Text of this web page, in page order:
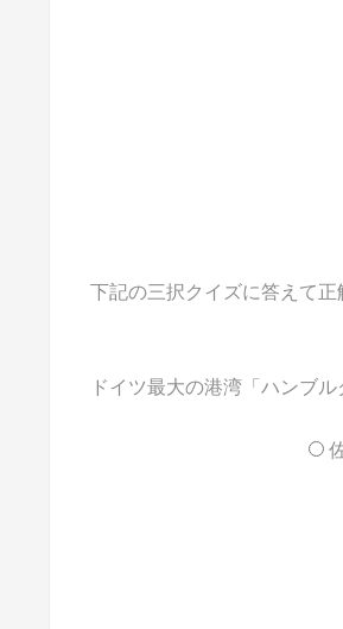
下記の三択クイズに答えて
ドイツ最大の港湾「ハンブ